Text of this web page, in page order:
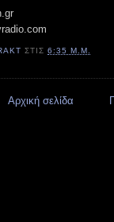
ΣΤΙΣ6:35 Μ.Μ.
Αρχική σελίδα